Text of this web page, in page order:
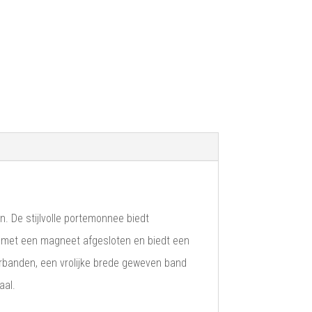
De stijlvolle portemonnee biedt
een magneet afgesloten en biedt een
een vrolijke brede geweven band